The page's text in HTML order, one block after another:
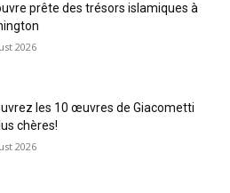
prête des trésors islamiques à
2026
les 10 œuvres de Giacometti
chères!
2026